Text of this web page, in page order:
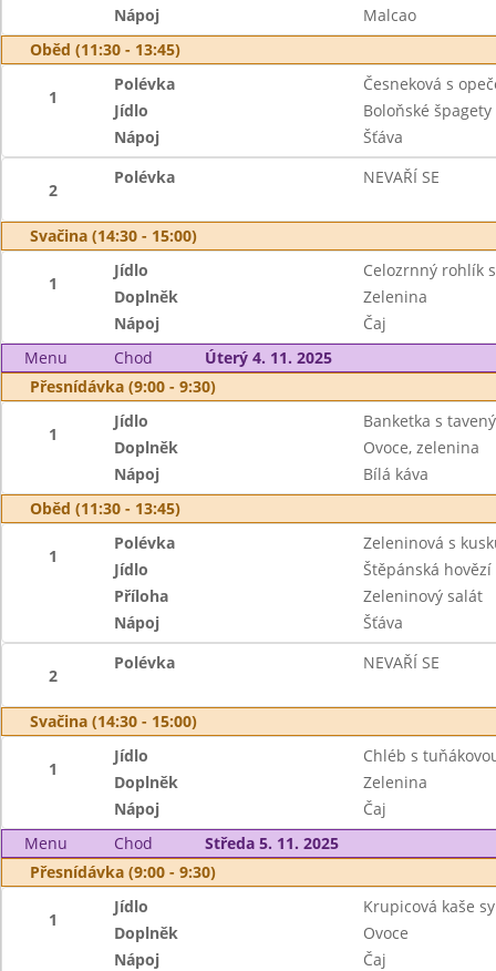
Nápoj
Malcao
Oběd (11:30 - 13:45)
1
Polévka
Česneková s
Jídlo
Boloňské
Nápoj
Šťáva
2
Polévka NEVAŘÍ SE
Svačina (14:30 - 15:00)
1
Jídlo
Celozrnný rohlík
Doplněk
Zelenina
Nápoj
Čaj
Menu
Chod
Úterý 4. 11. 2025
Přesnídávka (9:00 - 9:30)
1
Jídlo
Banketka s
Doplněk
Ovoce, zelenina
Nápoj
Bílá káva
Oběd (11:30 - 13:45)
1
Polévka
Zeleninová s
Jídlo
Štěpánská
Příloha
Zeleninový salát
Nápoj
Šťáva
2
Polévka NEVAŘÍ SE
Svačina (14:30 - 15:00)
1
Jídlo
Chléb s
Doplněk
Zelenina
Nápoj
Čaj
Menu
Chod
Středa 5. 11. 2025
Přesnídávka (9:00 - 9:30)
1
Jídlo
Krupicová kaše
Doplněk
Ovoce
Nápoj
Čaj